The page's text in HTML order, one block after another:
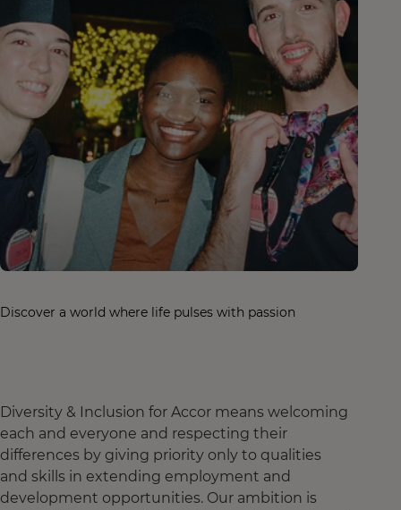
Discover a world where life pulses with passion
Diversity & Inclusion for Accor means welcoming
each and everyone and respecting their
differences by giving priority only to qualities
and skills in extending employment and
development opportunities. Our ambition is